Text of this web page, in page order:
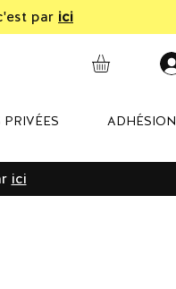
par ici
PRIVÉES ADHÉSION
ici